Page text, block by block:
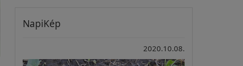
NapiKép
2020.10.08.